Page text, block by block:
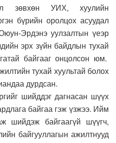
зөвхөн УИХ, хуулийн
бүрийн оролцох асуудал
Эрдэнэ уулзалтын үеэр
эрх зүйн байдлын тухай
байгааг онцолсон юм.
тухай хуультай болох
дурдсан.
шийддэг дагнасан шүүх
байгаа гэж үзжээ. Ийм
шийдэж байгаагүй шүүгч,
байгууллагын ажилтнууд